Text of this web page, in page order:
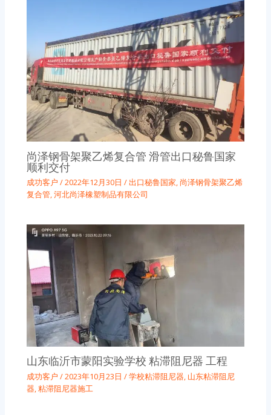
尚泽钢骨架聚乙烯复合管 滑管出口秘鲁国家
顺利交付
成功客户 /2022年12月30日/出口秘鲁国家,尚泽钢骨架聚乙烯
复合管,河北尚泽橡塑制品有限公司
山东临沂市蒙阳实验学校 粘滞阻尼器 工程
成功客户 /2023年10月23日/学校粘滞阻尼器, 山东粘滞阻尼
器,粘滞阻尼器施工